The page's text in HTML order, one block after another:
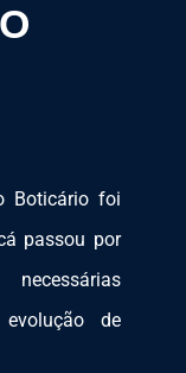
Boticário foi
passou por
de